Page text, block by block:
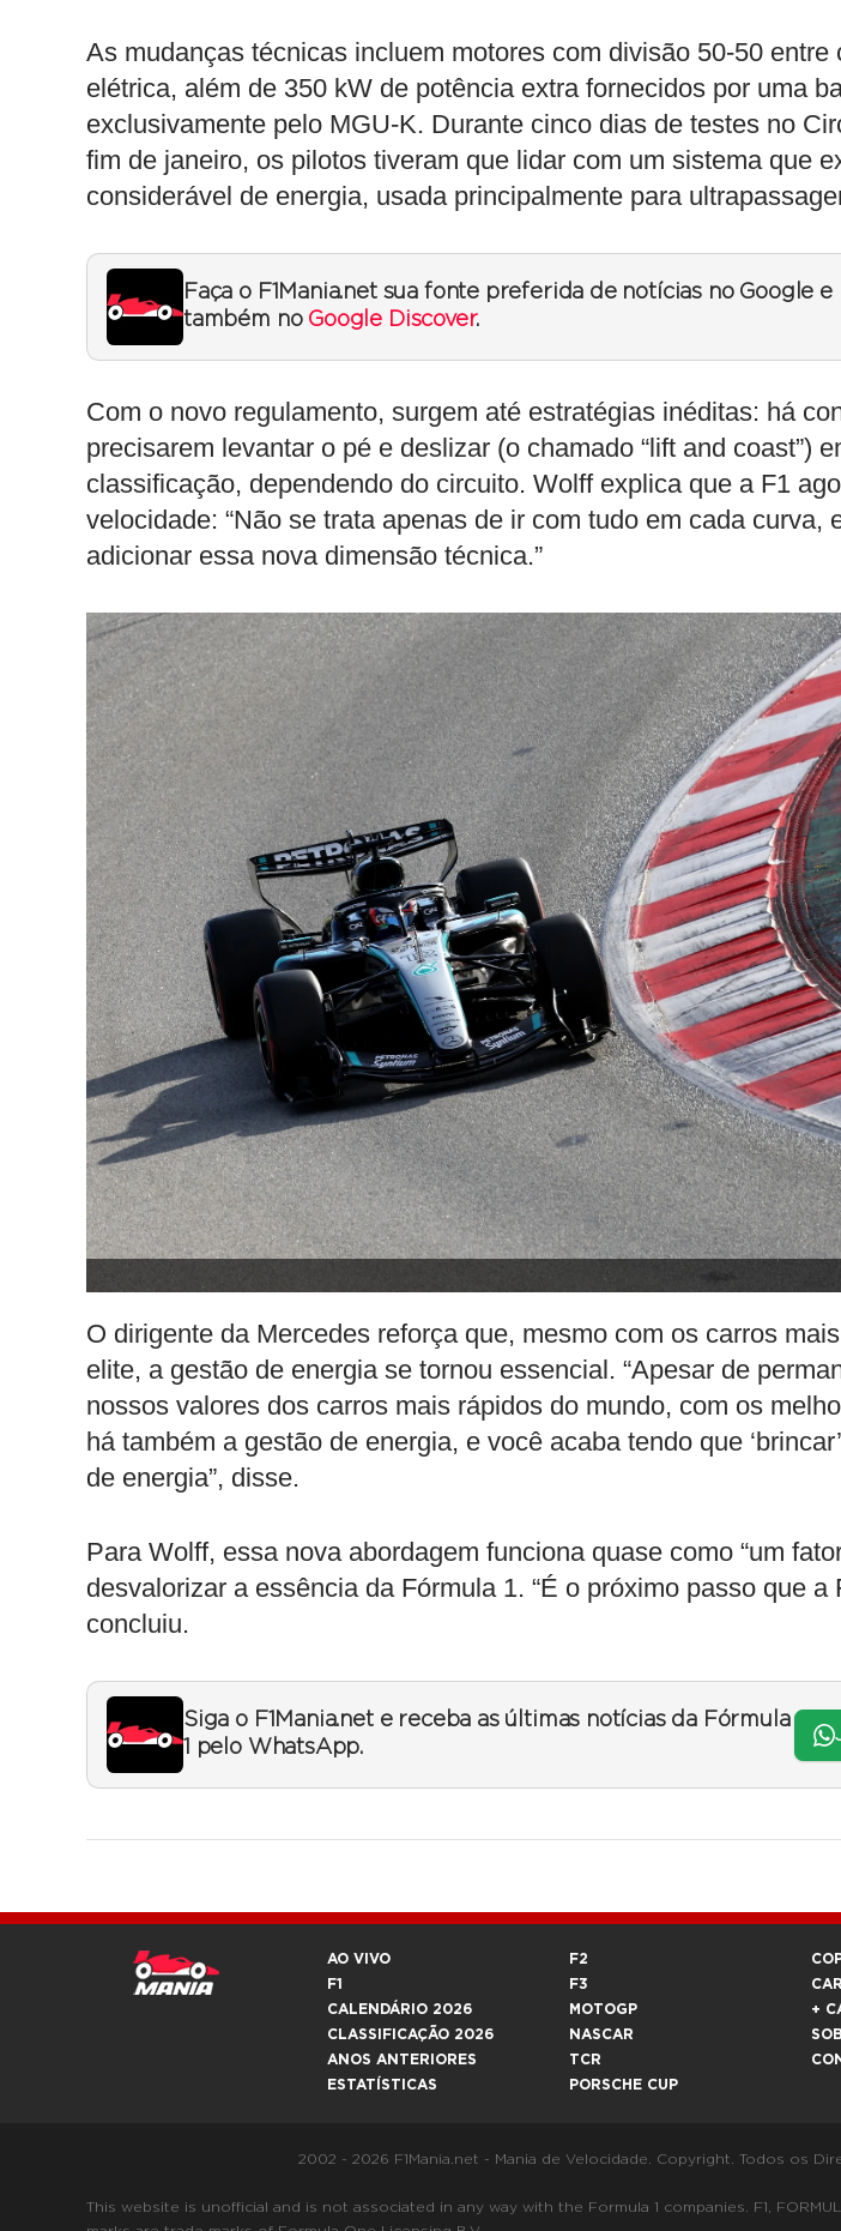
As mudanças técnicas incluem motores com divisão 50-50 entre
elétrica, além de 350 kW de potência extra fornecidos por uma
exclusivamente pelo MGU-K. Durante cinco dias de testes no
fim de janeiro, os pilotos tiveram que lidar com um sistema que
considerável de energia, usada principalmente para
Faça o F1Mania.net sua fonte preferida de notícias no Google e
também no Google Discover.
Com o novo regulamento, surgem até estratégias inéditas: há
precisarem levantar o pé e deslizar (o chamado “lift and coast”)
classificação, dependendo do circuito. Wolff explica que a F1
velocidade: “Não se trata apenas de ir com tudo em cada curva,
adicionar essa nova dimensão técnica.”
O dirigente da Mercedes reforça que, mesmo com os carros
elite, a gestão de energia se tornou essencial. “Apesar de
nossos valores dos carros mais rápidos do mundo, com os
há também a gestão de energia, e você acaba tendo que
de energia”, disse.
Para Wolff, essa nova abordagem funciona quase como “um
desvalorizar a essência da Fórmula 1. “É o próximo passo que a
concluiu.
Siga o F1Mania.net e receba as últimas notícias da Fórmula
1 pelo WhatsApp.
AO VIVO
F1
CALENDÁRIO 2026
CLASSIFICAÇÃO 2026
ANOS ANTERIORES
ESTATÍSTICAS
F2
F3
MOTOGP
NASCAR
TCR
PORSCHE CUP
+
2002 - 2026 F1Mania.net - Mania de Velocidade. Copyright. Todos os
This website is unofficial and is not associated in any way with the Formula 1 companies. F1,